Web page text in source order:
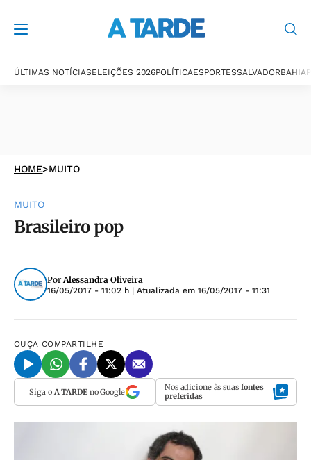
ÚLTIMAS NOTÍCIASELEIÇÕES 2026POLÍTICAESPORTESSALVADORBAHIA
HOME>MUITO
MUITO
Brasileiro pop
PorAlessandra Oliveira
16/05/2017 - 11:02 h | Atualizada em 16/05/2017 - 11:31
OUÇA COMPARTILHE
Siga o A TARDEno Google Nos adicione às suas fontes
preferidas